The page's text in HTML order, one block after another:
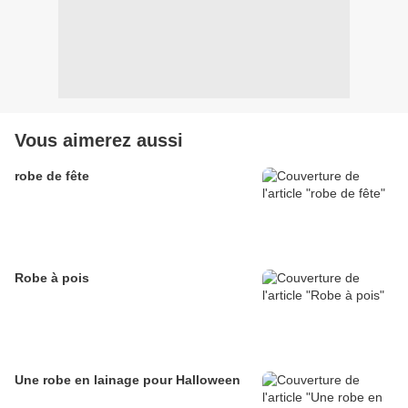
Vous aimerez aussi
robe de fête
Robe à pois
Une robe en lainage pour Halloween